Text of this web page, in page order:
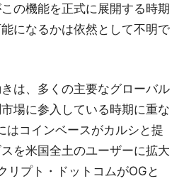
の機能を正式に展開する時期
になるかは依然として不明で
は、多くの主要なグローバル
場に参入している時期に重な
はコインベースがカルシと提
を米国全土のユーザーに拡大
リプト・ドットコムがOGと